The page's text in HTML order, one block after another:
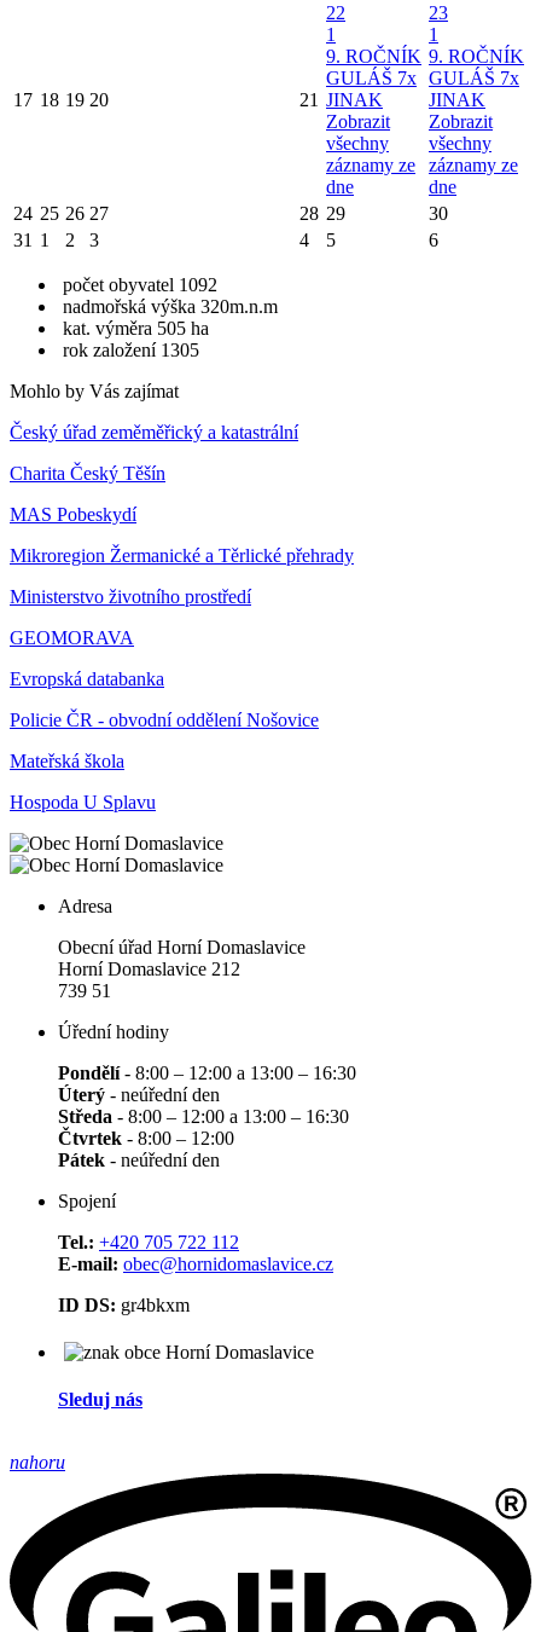
17 18 19 20 21
22
1
9. ROČNÍK
GULÁŠ 7x
JINAK
Zobrazit
všechny
záznamy ze
dne
23
1
9. ROČNÍK
GULÁŠ 7x
JINAK
Zobrazit
všechny
záznamy ze
dne
24 25 26 27 28 29
30
31 1 2 3 4 5 6
počet obyvatel 1092
nadmořská výška 320m.n.m
kat. výměra 505 ha
rok založení 1305
Mohlo by Vás zajímat
Český úřad zeměměřický a katastrální
Charita Český Těšín
MAS Pobeskydí
Mikroregion Žermanické a Těrlické přehrady
Ministerstvo životního prostředí
GEOMORAVA
Evropská databanka
Policie ČR - obvodní oddělení Nošovice
Mateřská škola
Hospoda U Splavu
Adresa
Obecní úřad Horní Domaslavice
Horní Domaslavice 212
739 51
Úřední hodiny
Pondělí- 8:00 – 12:00 a 13:00 – 16:30
Úterý - neúřední den
Středa - 8:00 – 12:00 a 13:00 – 16:30
Čtvrtek - 8:00 – 12:00
Pátek - neúřední den
Spojení
Tel.: +420 705 722 112
E-mail: obec@hornidomaslavice.cz
ID DS: gr4bkxm
Sleduj nás
nahoru